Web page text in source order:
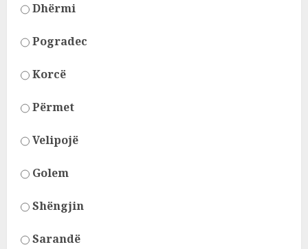
Dhërmi
Pogradec
Korcë
Përmet
Velipojë
Golem
Shëngjin
Sarandë